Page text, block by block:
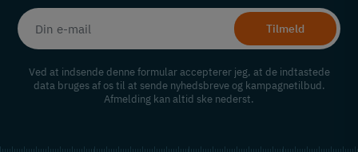
Tilmeld
Ved at indsende denne formular accepterer jeg, at de indtastede
data bruges af os til at sende nyhedsbreve og kampagnetilbud.
Afmelding kan altid ske nederst.